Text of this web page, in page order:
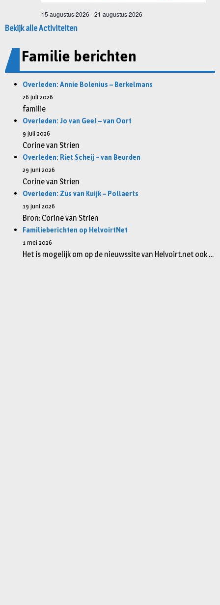
Bekijk alle Activiteiten
Familie berichten
Overleden: Annie Bolenius – Berkelmans
26 juli 2026
familie
Overleden: Jo van Geel – van Oort
9 juli 2026
Corine van Strien
Overleden: Riet Scheij – van Beurden
29 juni 2026
Corine van Strien
Overleden: Zus van Kuijk – Pollaerts
19 juni 2026
Bron: Corine van Strien
Familieberichten op HelvoirtNet
1 mei 2026
Het is mogelijk om op de nieuwssite van Helvoirt.net ook …